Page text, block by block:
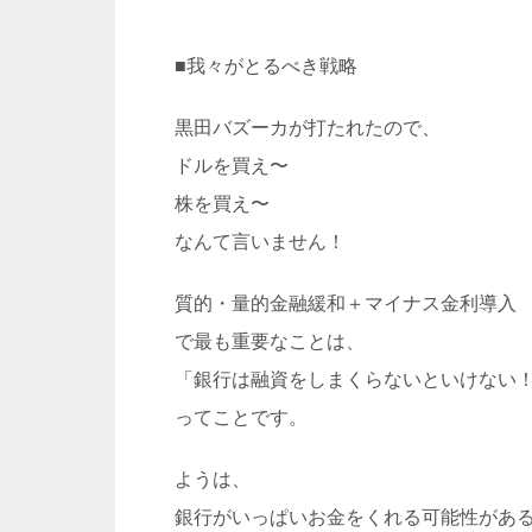
■我々がとるべき戦略
黒田バズーカが打たれたので、
ドルを買え〜
株を買え〜
なんて言いません！
質的・量的金融緩和＋マイナス金利導入
で最も重要なことは、
「 銀行は融資をしまくらないといけない！
ってことです。
ようは、
銀行がいっぱいお金をくれる可能性があ